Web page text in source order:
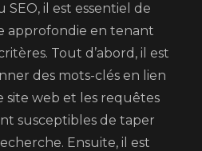
il est essentiel de
approfondie en tenant
Tout d’abord, il est
des mots-clés en lien
site web et les requêtes
susceptibles de taper
Ensuite, il est